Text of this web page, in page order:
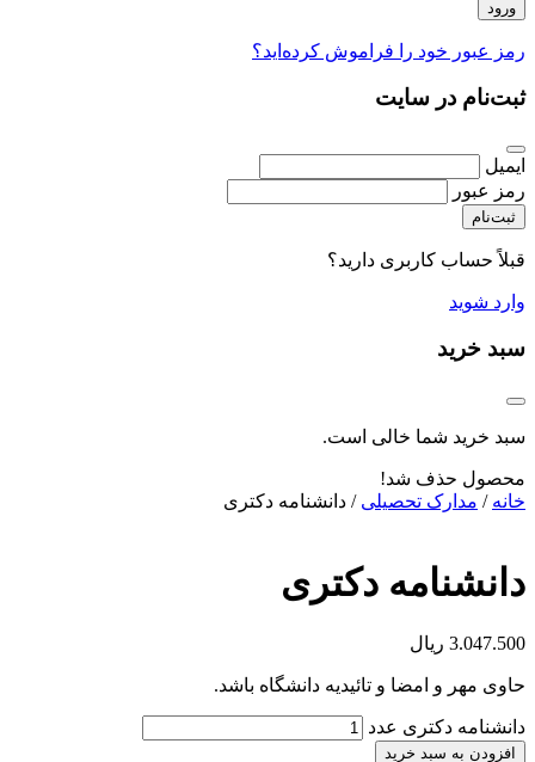
رمز عبور خود را فراموش کرده‌اید؟
ثبت‌نام در سایت
ایمیل
رمز عبور
ثبت‌نام
قبلاً حساب کاربری دارید؟
وارد شوید
سبد خرید
سبد خرید شما خالی است.
محصول حذف شد!
خانه / مدارک تحصیلی / دانشنامه دکتری
دانشنامه دکتری
3.047.500 ریال
حاوی مهر و امضا و تائیدیه دانشگاه باشد.
دانشنامه دکتری عدد
افزودن به سبد خرید